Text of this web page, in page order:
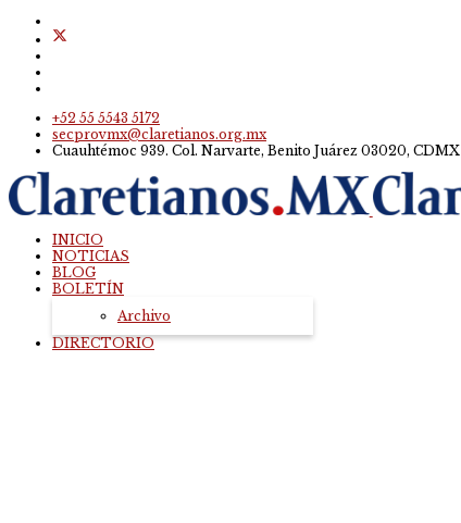
+52 55 5543 5172
secprovmx@claretianos.org.mx
Cuauhtémoc 939. Col. Narvarte, Benito Juárez 03020, CDMX
INICIO
NOTICIAS
BLOG
BOLETÍN
Archivo
DIRECTORIO